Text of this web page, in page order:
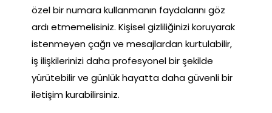
özel bir numara kullanmanın faydalarını göz
ardı etmemelisiniz. Kişisel gizliliğinizi koruyarak
istenmeyen çağrı ve mesajlardan kurtulabilir,
iş ilişkilerinizi daha profesyonel bir şekilde
yürütebilir ve günlük hayatta daha güvenli bir
iletişim kurabilirsiniz.